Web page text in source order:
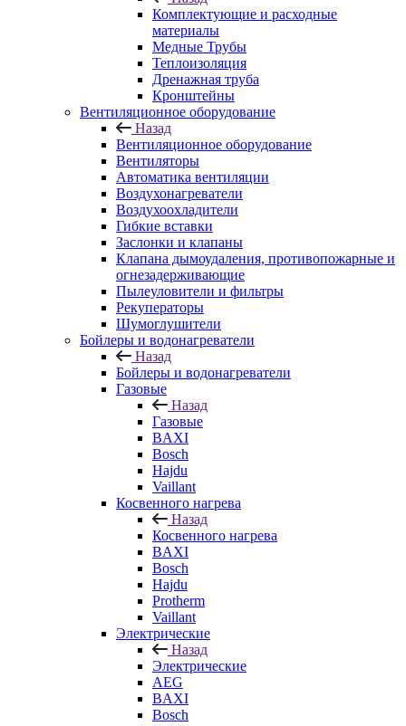
Комплектующие и расходные
материалы
Медные Трубы
Теплоизоляция
Дренажная труба
Кронштейны
Вентиляционное оборудование
Назад
Вентиляционное оборудование
Вентиляторы
Автоматика вентиляции
Воздухонагреватели
Воздухоохладители
Гибкие вставки
Заслонки и клапаны
Клапана дымоудаления, противопожарные и
огнезадерживающие
Пылеуловители и фильтры
Рекуператоры
Шумоглушители
Бойлеры и водонагреватели
Назад
Бойлеры и водонагреватели
Газовые
Назад
Газовые
BAXI
Bosch
Hajdu
Vaillant
Косвенного нагрева
Назад
Косвенного нагрева
BAXI
Bosch
Hajdu
Protherm
Vaillant
Электрические
Назад
Электрические
AEG
BAXI
Bosch